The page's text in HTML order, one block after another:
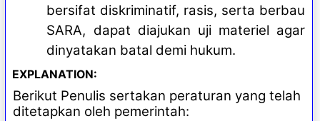
bersifat diskriminatif, rasis, serta berbau
SARA, dapat diajukan uji materiel agar
dinyatakan batal demi hukum.
EXPLANATION:
Berikut Penulis sertakan peraturan yang telah
ditetapkan oleh pemerintah: